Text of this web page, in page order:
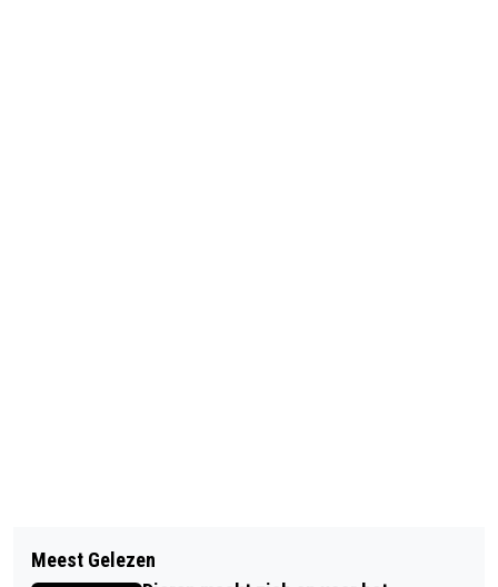
MASTERPLAN IJSSEL DISTRICT VELP
AANGEBODEN AAN GEMEENTERAAD
GEMEENTE RHEDEN ONTVANGT GEEN
Meest Gelezen